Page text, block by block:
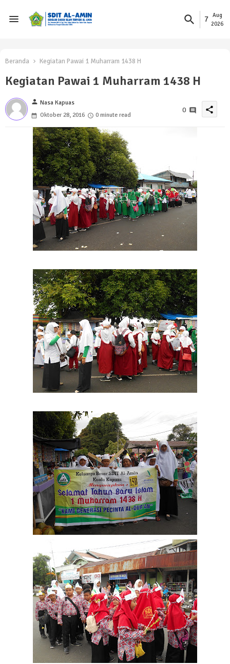
7
Aug
2026
Beranda Kegiatan Pawai 1 Muharram 1438 H
Kegiatan Pawai 1 Muharram 1438 H
person Nasa Kapuas
Oktober 28, 2016
0 minute read
0 share